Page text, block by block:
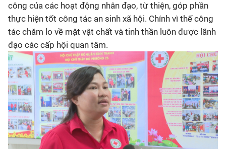
công của các hoạt động nhân đạo, từ thiện, góp phần
thực hiện tốt công tác an sinh xã hội. Chính vì thế công
tác chăm lo về mặt vật chất và tinh thần luôn được lãnh
đạo các cấp hội quan tâm.